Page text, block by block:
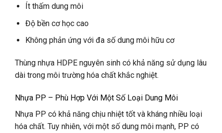
Ít thấm dung môi
Độ bền cơ học cao
Không phản ứng với đa số dung môi hữu cơ
Thùng nhựa HDPE nguyên sinh có khả năng sử dụng lâu
dài trong môi trường hóa chất khắc nghiệt.
Nhựa PP – Phù Hợp Với Một Số Loại Dung Môi
Nhựa PP có khả năng chịu nhiệt tốt và kháng nhiều loại
hóa chất. Tuy nhiên, với một số dung môi mạnh, PP có